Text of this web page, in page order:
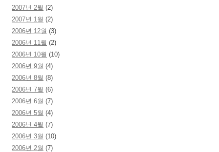
2007년 2월 (2)
2007년 1월 (2)
2006년 12월 (3)
2006년 11월 (2)
2006년 10월 (10)
2006년 9월 (4)
2006년 8월 (8)
2006년 7월 (6)
2006년 6월 (7)
2006년 5월 (4)
2006년 4월 (7)
2006년 3월 (10)
2006년 2월 (7)